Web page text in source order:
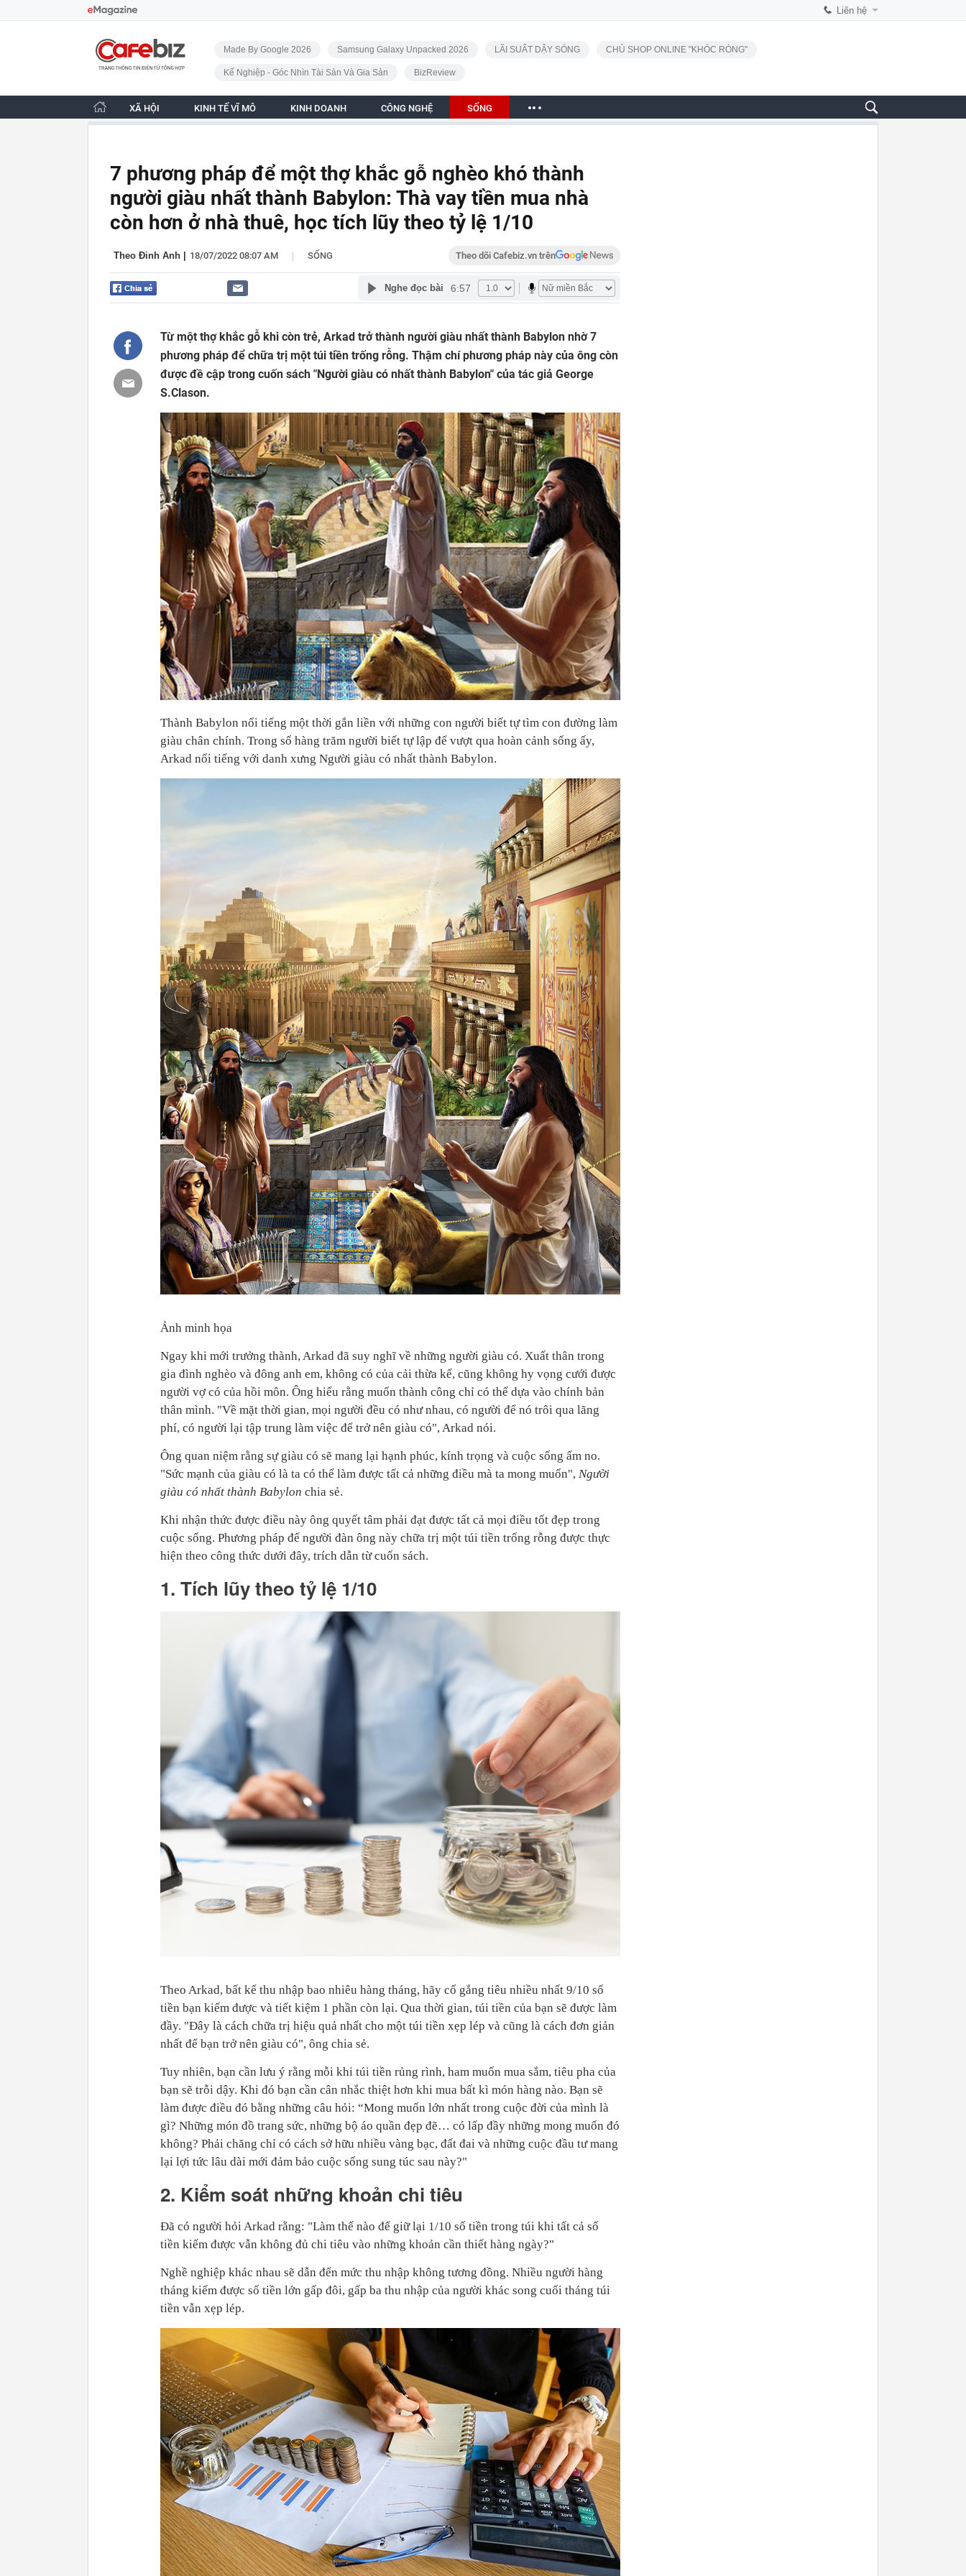
Liên hệ
CafeBiz - Trang chủ
Made By Google 2026 Samsung Galaxy Unpacked 2026 LÃI SUẤT DẬY SÓNG CHỦ SHOP ONLINE "KHÓC RÒNG"
Kế Nghiệp - Góc Nhìn Tài Sản Và Gia Sản BizReview
XÃ HỘI KINH TẾ VĨ MÔ KINH DOANH CÔNG NGHỆ SỐNG
7 phương pháp để một thợ khắc gỗ nghèo khó thành
người giàu nhất thành Babylon: Thà vay tiền mua nhà
còn hơn ở nhà thuê, học tích lũy theo tỷ lệ 1/10
Theo Đinh Anh 18/07/2022 08:07 AM | SỐNG Theo dõi Cafebiz.vn trên
Nghe đọc bài 6:57
Từ một thợ khắc gỗ khi còn trẻ, Arkad trở thành người giàu nhất thành Babylon nhờ 7
phương pháp để chữa trị một túi tiền trống rỗng. Thậm chí phương pháp này của ông còn
được đề cập trong cuốn sách "Người giàu có nhất thành Babylon" của tác giả George
S.Clason.
Thành Babylon nổi tiếng một thời gắn liền với những con người biết tự tìm con đường làm
giàu chân chính. Trong số hàng trăm người biết tự lập để vượt qua hoàn cảnh sống ấy,
Arkad nổi tiếng với danh xưng Người giàu có nhất thành Babylon.
Ảnh minh họa
Ngay khi mới trưởng thành, Arkad đã suy nghĩ về những người giàu có. Xuất thân trong
gia đình nghèo và đông anh em, không có của cải thừa kế, cũng không hy vọng cưới được
người vợ có của hồi môn. Ông hiểu rằng muốn thành công chỉ có thể dựa vào chính bản
thân mình. "Về mặt thời gian, mọi người đều có như nhau, có người để nó trôi qua lãng
phí, có người lại tập trung làm việc để trở nên giàu có", Arkad nói.
Ông quan niệm rằng sự giàu có sẽ mang lại hạnh phúc, kính trọng và cuộc sống ấm no.
"Sức mạnh của giàu có là ta có thể làm được tất cả những điều mà ta mong muốn", Người
giàu có nhất thành Babylon chia sẻ.
Khi nhận thức được điều này ông quyết tâm phải đạt được tất cả mọi điều tốt đẹp trong
cuộc sống. Phương pháp để người đàn ông này chữa trị một túi tiền trống rỗng được thực
hiện theo công thức dưới đây, trích dẫn từ cuốn sách.
1. Tích lũy theo tỷ lệ 1/10
Theo Arkad, bất kể thu nhập bao nhiêu hàng tháng, hãy cố gắng tiêu nhiều nhất 9/10 số
tiền bạn kiếm được và tiết kiệm 1 phần còn lại. Qua thời gian, túi tiền của bạn sẽ được làm
đầy. "Đây là cách chữa trị hiệu quả nhất cho một túi tiền xẹp lép và cũng là cách đơn giản
nhất để bạn trở nên giàu có", ông chia sẻ.
Tuy nhiên, bạn cần lưu ý rằng mỗi khi túi tiền rủng rình, ham muốn mua sắm, tiêu pha của
bạn sẽ trỗi dậy. Khi đó bạn cần cân nhắc thiệt hơn khi mua bất kì món hàng nào. Bạn sẽ
làm được điều đó bằng những câu hỏi: “Mong muốn lớn nhất trong cuộc đời của mình là
gì? Những món đồ trang sức, những bộ áo quần đẹp đẽ… có lấp đầy những mong muốn đó
không? Phải chăng chỉ có cách sở hữu nhiều vàng bạc, đất đai và những cuộc đầu tư mang
lại lợi tức lâu dài mới đảm bảo cuộc sống sung túc sau này?"
2. Kiểm soát những khoản chi tiêu
Đã có người hỏi Arkad rằng: "Làm thế nào để giữ lại 1/10 số tiền trong túi khi tất cả số
tiền kiếm được vẫn không đủ chi tiêu vào những khoản cần thiết hàng ngày?"
Nghề nghiệp khác nhau sẽ dẫn đến mức thu nhập không tương đồng. Nhiều người hàng
tháng kiếm được số tiền lớn gấp đôi, gấp ba thu nhập của người khác song cuối tháng túi
tiền vẫn xẹp lép.